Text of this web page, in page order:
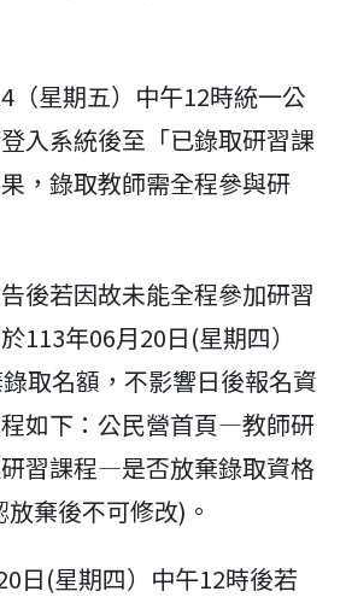
（星期五）中午12時統一公
入系統後至「已錄取研習課
，錄取教師需全程參與研
後若因故未能全程參加研習
113年06月20日(星期四）
取名額，不影響日後報名資
如下：公民營首頁—教師研
習課程—是否放棄錄取資格
棄後不可修改)。
日(星期四）中午12時後若